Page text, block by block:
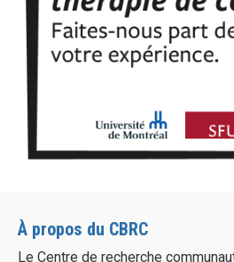
À propos du CBRC
Le Centre de recherche